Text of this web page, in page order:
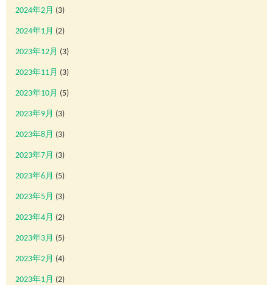
2024年2月 (3)
2024年1月 (2)
2023年12月 (3)
2023年11月 (3)
2023年10月 (5)
2023年9月 (3)
2023年8月 (3)
2023年7月 (3)
2023年6月 (5)
2023年5月 (3)
2023年4月 (2)
2023年3月 (5)
2023年2月 (4)
2023年1月 (2)